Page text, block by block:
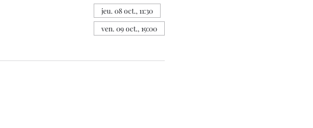
jeu. 08 oct., 11:30
ven. 09 oct., 19:00